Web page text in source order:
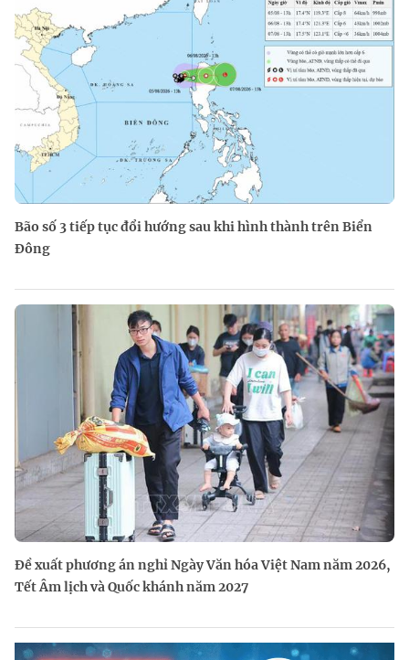
Bão số 3 tiếp tục đổi hướng sau khi hình thành trên Biển
Đông
Đề xuất phương án nghỉ Ngày Văn hóa Việt Nam năm 2026,
Tết Âm lịch và Quốc khánh năm 2027